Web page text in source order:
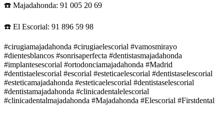
☎️ Majadahonda: 91 005 20 69
☎️ El Escorial: 91 896 59 98
#cirugiamajadahonda #cirugiaelescorial #vamosmirayo
#dientesblancos #sonrisaperfecta #dentistasmajadahonda
#implantesescorial #ortodonciamajadahonda #Madrid
#dentistaelescorial #escorial #esteticaelescorial #dentistaselescorial
#esteticamajadahonda #esteticaelescorial #dentistaselescorial
#dentistamajadahonda #clinicadentalelescorial
#clinicadentalmajadahonda #Majadahonda #Elescorial #Firstdental